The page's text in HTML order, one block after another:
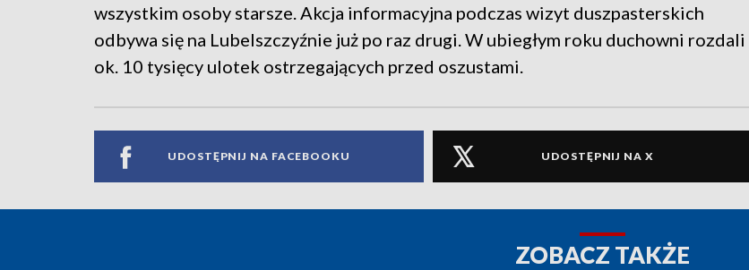
wszystkim osoby starsze. Akcja informacyjna podczas wizyt duszpasterskich
odbywa się na Lubelszczyźnie już po raz drugi. W ubiegłym roku duchowni rozdali
ok. 10 tysięcy ulotek ostrzegających przed oszustami.
UDOSTĘPNIJ NA FACEBOOKU UDOSTĘPNIJ NA X
ZOBACZ TAKŻE